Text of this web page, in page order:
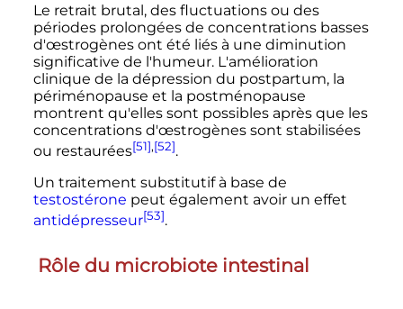
Le retrait brutal, des fluctuations ou des
périodes prolongées de concentrations basses
d'œstrogènes ont été liés à une diminution
significative de l'humeur. L'amélioration
clinique de la dépression du postpartum, la
périménopause et la postménopause
montrent qu'elles sont possibles après que les
concentrations d'œstrogènes sont stabilisées
ou restaurées[51],[52].
Un traitement substitutif à base de
testostérone peut également avoir un effet
antidépresseur[53].
Rôle du microbiote intestinal